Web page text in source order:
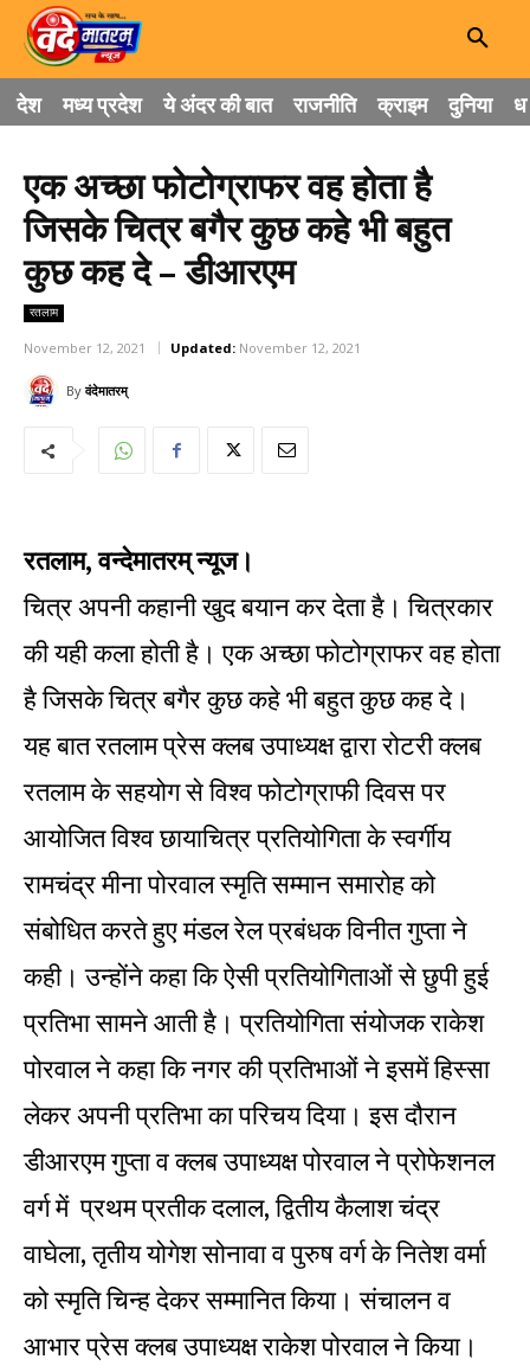
देश मध्य प्रदेश ये अंदर की बात राजनीति क्राइम दुनिया
एक अच्छा फोटोग्राफर वह होता है
जिसके चित्र बगैर कुछ कहे भी बहुत
कुछ कह दे – डीआरएम
रतलाम
November 12, 2021 Updated: November 12, 2021
By वंदेमातरम्
रतलाम, वन्देमातरम् न्यूज।
चित्र अपनी कहानी खुद बयान कर देता है। चित्रकार
की यही कला होती है। एक अच्छा फोटोग्राफर वह होता
है जिसके चित्र बगैर कुछ कहे भी बहुत कुछ कह दे।
यह बात रतलाम प्रेस क्लब उपाध्यक्ष द्वारा रोटरी क्लब
रतलाम के सहयोग से विश्व फोटोग्राफी दिवस पर
आयोजित विश्व छायाचित्र प्रतियोगिता के स्वर्गीय
रामचंद्र मीना पोरवाल स्मृति सम्मान समारोह को
संबोधित करते हुए मंडल रेल प्रबंधक विनीत गुप्ता ने
कही। उन्होंने कहा कि ऐसी प्रतियोगिताओं से छुपी हुई
प्रतिभा सामने आती है। प्रतियोगिता संयोजक राकेश
पोरवाल ने कहा कि नगर की प्रतिभाओं ने इसमें हिस्सा
लेकर अपनी प्रतिभा का परिचय दिया। इस दौरान
डीआरएम गुप्ता व क्लब उपाध्यक्ष पोरवाल ने प्रोफेशनल
वर्ग में प्रथम प्रतीक दलाल, द्वितीय कैलाश चंद्र
वाघेला, तृतीय योगेश सोनावा व पुरुष वर्ग के नितेश वर्मा
को स्मृति चिन्ह देकर सम्मानित किया। संचालन व
आभार प्रेस क्लब उपाध्यक्ष राकेश पोरवाल ने किया।